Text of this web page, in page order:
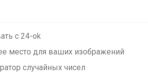
с 24-ok
место для ваших изображений
случайных чисел